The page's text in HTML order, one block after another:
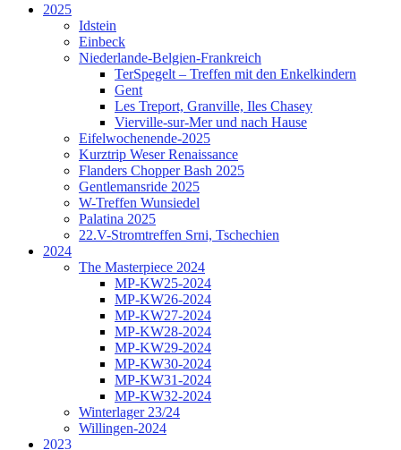
2025
Idstein
Einbeck
Niederlande-Belgien-Frankreich
TerSpegelt – Treffen mit den Enkelkindern
Gent
Les Treport, Granville, Iles Chasey
Vierville-sur-Mer und nach Hause
Eifelwochenende-2025
Kurztrip Weser Renaissance
Flanders Chopper Bash 2025
Gentlemansride 2025
W-Treffen Wunsiedel
Palatina 2025
22.V-Stromtreffen Srni, Tschechien
2024
The Masterpiece 2024
MP-KW25-2024
MP-KW26-2024
MP-KW27-2024
MP-KW28-2024
MP-KW29-2024
MP-KW30-2024
MP-KW31-2024
MP-KW32-2024
Winterlager 23/24
Willingen-2024
2023